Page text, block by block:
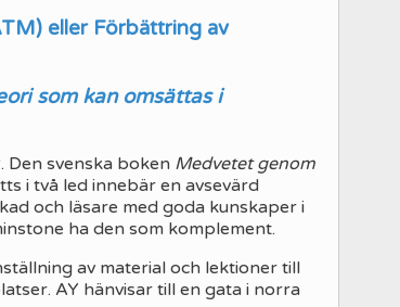
eller Förbättring av
som kan omsättas i
svenska boken Medvetet genom
i två led innebär en avsevärd
och läsare med goda kunskaper i
ha den som komplement.
av material och lektioner till
AY hänvisar till en gata i norra